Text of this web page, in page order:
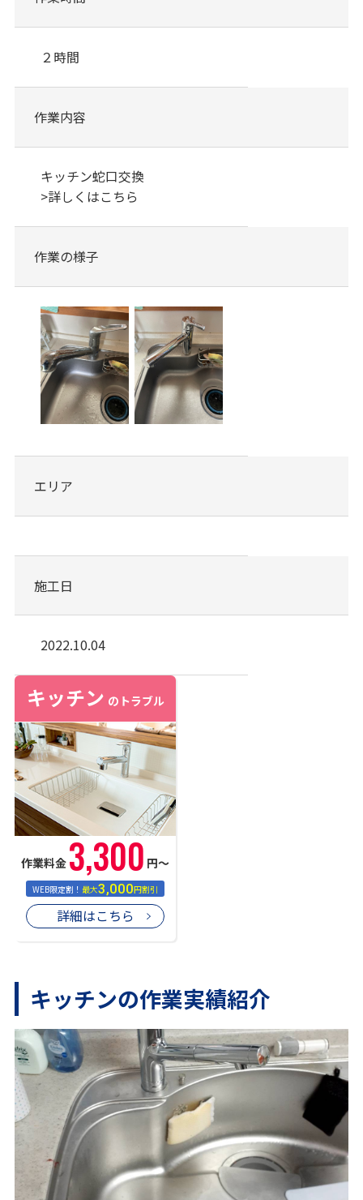
２時間
作業内容
キッチン蛇口交換
>詳しくはこちら
作業の様子
エリア
施工日
2022.10.04
キッチン のトラブル
作業料金 3,300 円〜
WEB限定割！最大3,000円割引
詳細はこちら
キッチンの作業実績紹介